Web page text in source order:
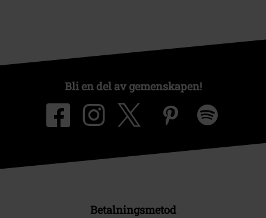
Bli en del av gemenskapen!
Betalningsmetod